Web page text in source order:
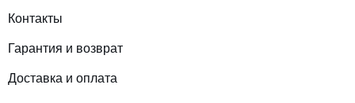
Контакты
Гарантия и возврат
Доставка и оплата